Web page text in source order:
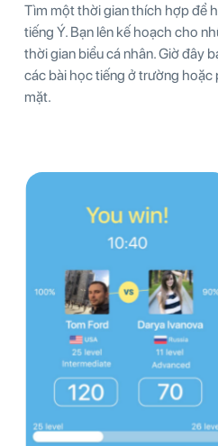
Tìm một thời gian thích hợp để
tiếng Ý. Bạn lên kế hoạch cho
thời gian biểu cá nhân. Giờ đây
các bài học tiếng ở trường hoặc
mặt.